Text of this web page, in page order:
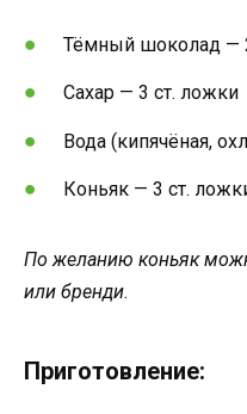
Тёмный шоколад —
Сахар — 3 ст. ложки
Вода (кипячёная,
Коньяк — 3 ст.
По желанию коньяк
или бренди.
Приготовление: